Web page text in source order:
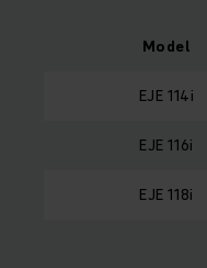
Model
EJE 114i
EJE 116i
EJE 118i